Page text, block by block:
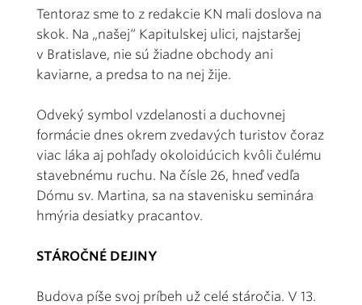
Tentoraz sme to z redakcie KN mali doslova na
skok. Na „našej“ Kapitulskej ulici, najstaršej
v Bratislave, nie sú žiadne obchody ani
kaviarne, a predsa to na nej žije.
Odveký symbol vzdelanosti a duchovnej
formácie dnes okrem zvedavých turistov čoraz
viac láka aj pohľady okoloidúcich kvôli čulému
stavebnému ruchu. Na čísle 26, hneď vedľa
Dómu sv. Martina, sa na stavenisku seminára
hmýria desiatky pracantov.
STÁROČNÉ DEJINY
Budova píše svoj príbeh už celé stáročia. V 13.